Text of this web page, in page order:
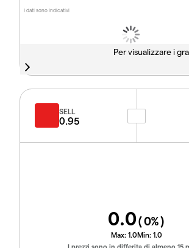
I dati sono indicativi
Per visualizzare i
SELL
0.95
0.0(0%)
Max: 1.0Min: 1.0